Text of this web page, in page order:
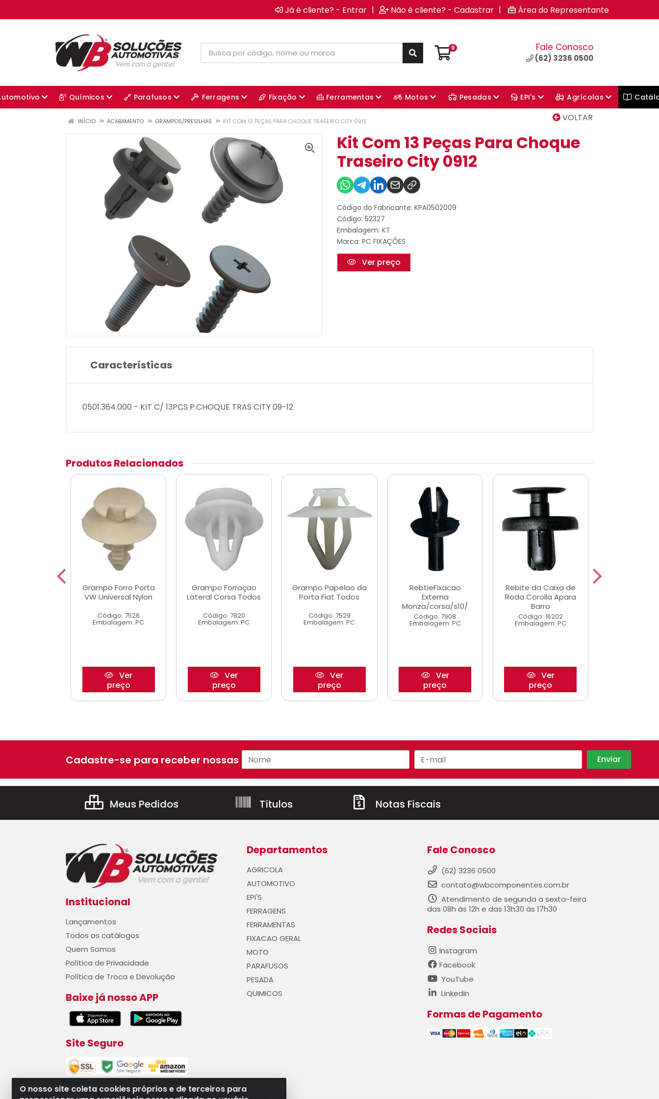
Já é cliente? - Entrar | Não é cliente? - Cadastrar | Área do Representante
0 Fale Conosco
(62) 3236 0500
Químicos Parafusos Ferragens Fixação Ferramentas Motos Pesadas EPI's Agrícolas
VOLTAR
INÍCIO ACABAMENTO GRAMPOS/PRESILHAS KIT COM 13 PEÇAS PARA CHOQUE TRASEIRO CITY 0912
Kit Com 13 Peças Para Choque
Traseiro City 0912
Código do Fabricante: KPA0502009
Código: 52327
Embalagem: KT
Marca: PC FIXAÇÕES
Ver preço
Características
0501.364.000 - KIT C/ 13PCS P.CHOQUE TRAS CITY 09-12
Produtos Relacionados
Grampo Forro Porta
VW Universal Nylon
Código: 7526
Embalagem: PC
Ver
preço
Grampo Forraçao
Lateral Corsa Todos
Código: 7820
Embalagem: PC
Ver
preço
Grampo Papelao da
Porta Fiat Todos
Código: 7529
Embalagem: PC
Ver
preço
RebtieFixacao
Externa
Monza/corsa/s10/
Código: 7908
Embalagem: PC
Ver
preço
Rebite da Caixa de
Roda Corolla Apara
Barro
Código: 16202
Embalagem: PC
Ver
preço
O nosso site coleta cookies próprios e de terceiros para
Cadastre-se para receber nossas ofertas!
Meus Pedidos Títulos Notas Fiscais
Institucional
Lançamentos
Todos os catálogos
Quem Somos
Política de Privacidade
Política de Troca e Devolução
Baixe já nosso APP
Site Seguro
Departamentos
AGRICOLA
AUTOMOTIVO
EPI'S
FERRAGENS
FERRAMENTAS
FIXACAO GERAL
MOTO
PARAFUSOS
PESADA
QUIMICOS
Fale Conosco
(62) 3236 0500
contato@wbcomponentes.com.br
Atendimento de segunda a sexta-feira
das 08h às 12h e das 13h30 às 17h30
Redes Sociais
Instagram
Facebook
YouTube
Linkedin
Formas de Pagamento